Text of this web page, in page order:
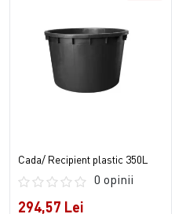
Cada/ Recipient plastic 350L
0 opinii
294,57 Lei